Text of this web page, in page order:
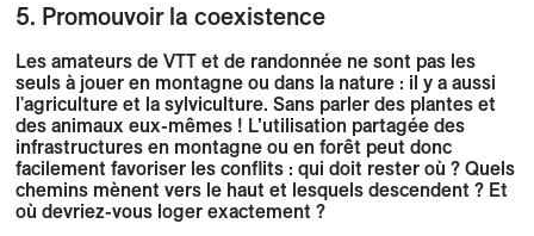
5. Promouvoir la coexistence
Les amateurs de VTT et de randonnée ne sont pas les
seuls à jouer en montagne ou dans la nature : il y a aussi
l'agriculture et la sylviculture. Sans parler des plantes et
des animaux eux-mêmes ! L’utilisation partagée des
infrastructures en montagne ou en forêt peut donc
facilement favoriser les conflits : qui doit rester où ? Quels
chemins mènent vers le haut et lesquels descendent ? Et
où devriez-vous loger exactement ?